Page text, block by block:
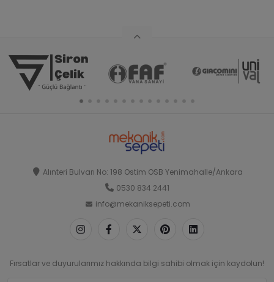
Alınteri Bulvarı No: 198 Ostim OSB Yenimahalle/Ankara
0530 834 2441
info@mekaniksepeti.com
Fırsatlar ve duyurularımız hakkında bilgi sahibi olmak için kaydolun!